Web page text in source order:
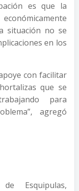
es que la
situación no se
en los
con facilitar
que se
para
agregó
Esquipulas,